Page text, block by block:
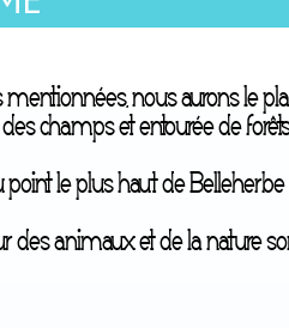
nous aurons le
champs et entourée de
le plus haut de
des animaux et de la nature